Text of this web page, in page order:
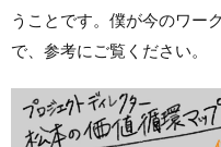
うことです。僕が今のワー
で、参考にご覧ください。